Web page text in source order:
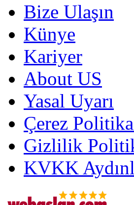
Bize Ulaşın
Künye
Kariyer
About US
Yasal Uyarı
Çerez
Gizlilik
KVKK